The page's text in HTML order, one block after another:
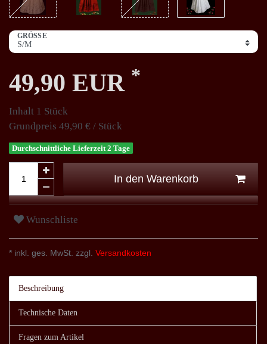
GRÖSSE
49,90 EUR *
Inhalt 1 Stück
Grundpreis 49,90 € / Stück
Durchschnittliche Lieferzeit 2 Tage
In den Warenkorb
Wunschliste
* inkl. ges. MwSt. zzgl. Versandkosten
Beschreibung
Technische Daten
Fragen zum Artikel